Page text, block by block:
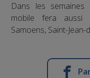
Dans les
mobile fera aussi
Samoens, Saint-